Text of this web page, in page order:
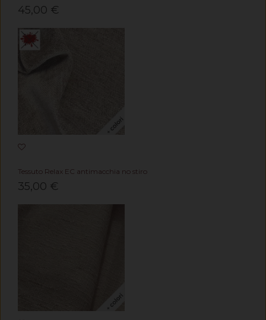
45,00 €
Tessuto Relax EC antimacchia no stiro
35,00 €